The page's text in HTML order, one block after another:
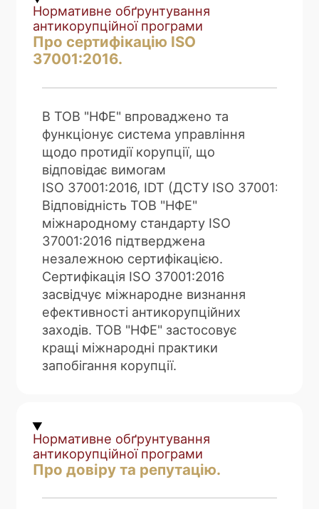
Нормативне обґрунтування
антикорупційної програми
Про сертифікацію ISO
37001:2016.
В ТОВ "НФЕ" впроваджено та
функціонує система управління
щодо протидії корупції, що
відповідає вимогам
ISO 37001:2016, IDT (ДСТУ ISO 37001:2018).
Відповідність ТОВ "НФЕ"
міжнародному стандарту ISO
37001:2016 підтверджена
незалежною сертифікацією.
Сертифікація ISO 37001:2016
засвідчує міжнародне визнання
ефективності антикорупційних
заходів. ТОВ "НФЕ" застосовує
кращі міжнародні практики
запобігання корупції.
Нормативне обґрунтування
антикорупційної програми
Про довіру та репутацію.